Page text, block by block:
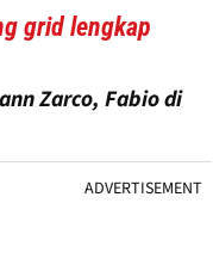
grid lengkap
Zarco, Fabio di
ADVERTISEMENT